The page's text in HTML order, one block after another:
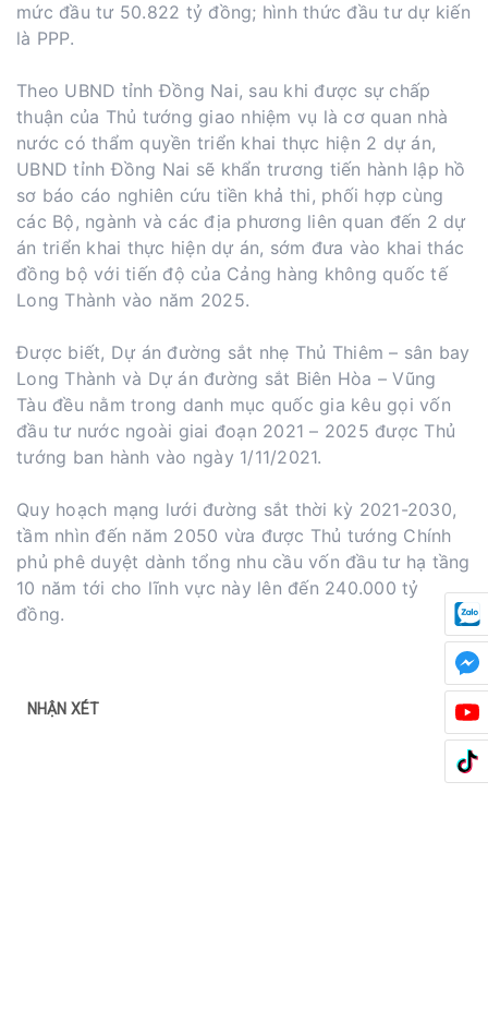
mức đầu tư 50.822 tỷ đồng; hình thức đầu tư dự kiến
là PPP.
Theo UBND tỉnh Đồng Nai, sau khi được sự chấp
thuận của Thủ tướng giao nhiệm vụ là cơ quan nhà
nước có thẩm quyền triển khai thực hiện 2 dự án,
UBND tỉnh Đồng Nai sẽ khẩn trương tiến hành lập hồ
sơ báo cáo nghiên cứu tiền khả thi, phối hợp cùng
các Bộ, ngành và các địa phương liên quan đến 2 dự
án triển khai thực hiện dự án, sớm đưa vào khai thác
đồng bộ với tiến độ của Cảng hàng không quốc tế
Long Thành vào năm 2025.
Được biết, Dự án đường sắt nhẹ Thủ Thiêm – sân bay
Long Thành và Dự án đường sắt Biên Hòa – Vũng
Tàu đều nằm trong danh mục quốc gia kêu gọi vốn
đầu tư nước ngoài giai đoạn 2021 – 2025 được Thủ
tướng ban hành vào ngày 1/11/2021.
Quy hoạch mạng lưới đường sắt thời kỳ 2021-2030,
tầm nhìn đến năm 2050 vừa được Thủ tướng Chính
phủ phê duyệt dành tổng nhu cầu vốn đầu tư hạ tầng
10 năm tới cho lĩnh vực này lên đến 240.000 tỷ
đồng.
NHẬN XÉT